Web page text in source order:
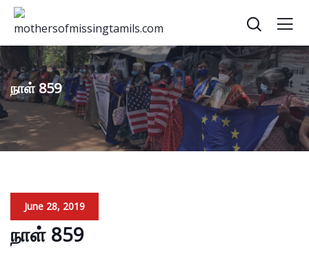
நாள் 859
June 28, 2019
நாள் 859